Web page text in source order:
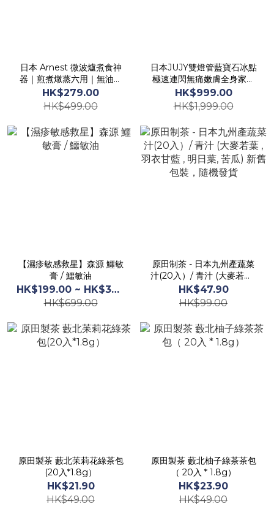
日本 Arnest 微波爐煮食神
器｜煎煮燉蒸六用｜無油煙
輕鬆煮食
HK$279.00
HK$499.00
日本JUJY雙燈管藍寶石冰點
極速連閃無痛嫩膚全身家用
脫毛儀 PRO 2.0
HK$999.00
HK$1,999.00
【濕疹敏感救星】森源 鱷敏
膏 / 鱷敏油
HK$199.00 ~ HK$399.00
HK$699.00
原田制茶 - 日本九州產蔬菜
汁(20入）/ 青汁 (大麥若葉 ,
羽衣甘藍 , 明日葉, 苦瓜) 新
舊包裝，隨機發貨
HK$47.90
HK$99.00
原田製茶 藪北苿莉花綠茶包
(20入*1.8g）
HK$21.90
HK$49.00
原田製茶 藪北柚子綠茶茶包
（ 20入 * 1.8g）
HK$23.90
HK$49.00